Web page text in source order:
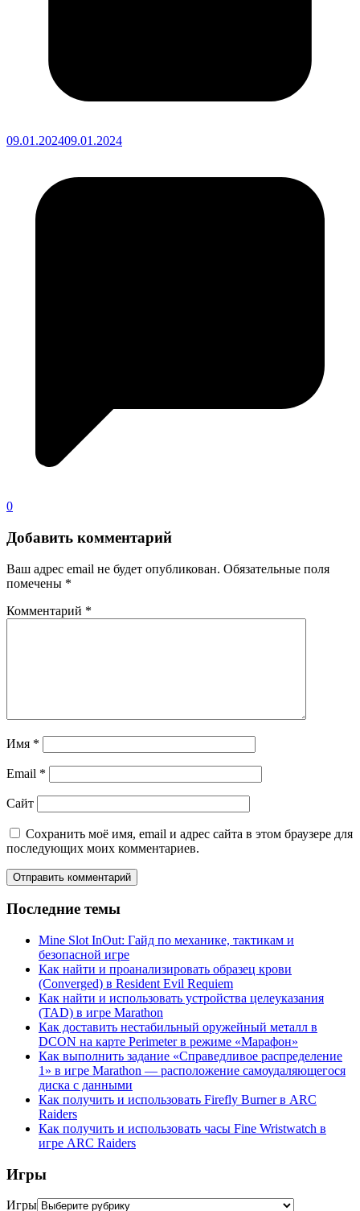
09.01.202409.01.2024
0
Добавить комментарий
Ваш адрес email не будет опубликован. Обязательные поля
помечены *
Комментарий *
Имя *
Email *
Сайт
Сохранить моё имя, email и адрес сайта в этом браузере для
последующих моих комментариев.
Последние темы
Mine Slot InOut: Гайд по механике, тактикам и
безопасной игре
Как найти и проанализировать образец крови
(Converged) в Resident Evil Requiem
Как найти и использовать устройства целеуказания
(TAD) в игре Marathon
Как доставить нестабильный оружейный металл в
DCON на карте Perimeter в режиме «Марафон»
Как выполнить задание «Справедливое распределение
1» в игре Marathon — расположение самоудаляющегося
диска с данными
Как получить и использовать Firefly Burner в ARC
Raiders
Как получить и использовать часы Fine Wristwatch в
игре ARC Raiders
Игры
Игры